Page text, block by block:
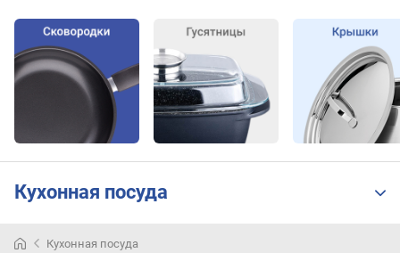
Кухонная посуда
Кухонная посуда